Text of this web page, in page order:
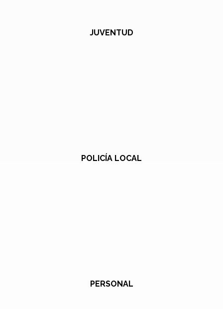
JUVENTUD
POLICÍA LOCAL
PERSONAL